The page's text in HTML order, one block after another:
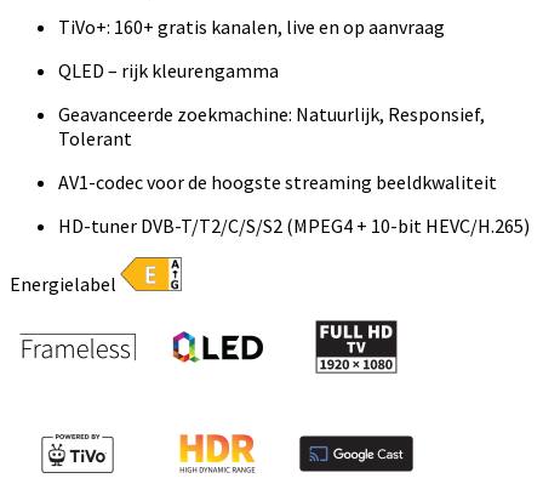
TiVo+: 160+ gratis kanalen, live en op aanvraag
QLED – rijk kleurengamma
Geavanceerde zoekmachine: Natuurlijk, Responsief,
Tolerant
AV1-codec voor de hoogste streaming beeldkwaliteit
HD-tuner DVB-T/T2/C/S/S2 (MPEG4 + 10-bit HEVC/H.265)
Energielabel